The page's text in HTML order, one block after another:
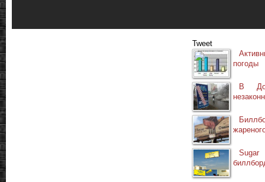
Tweet
погоды
В